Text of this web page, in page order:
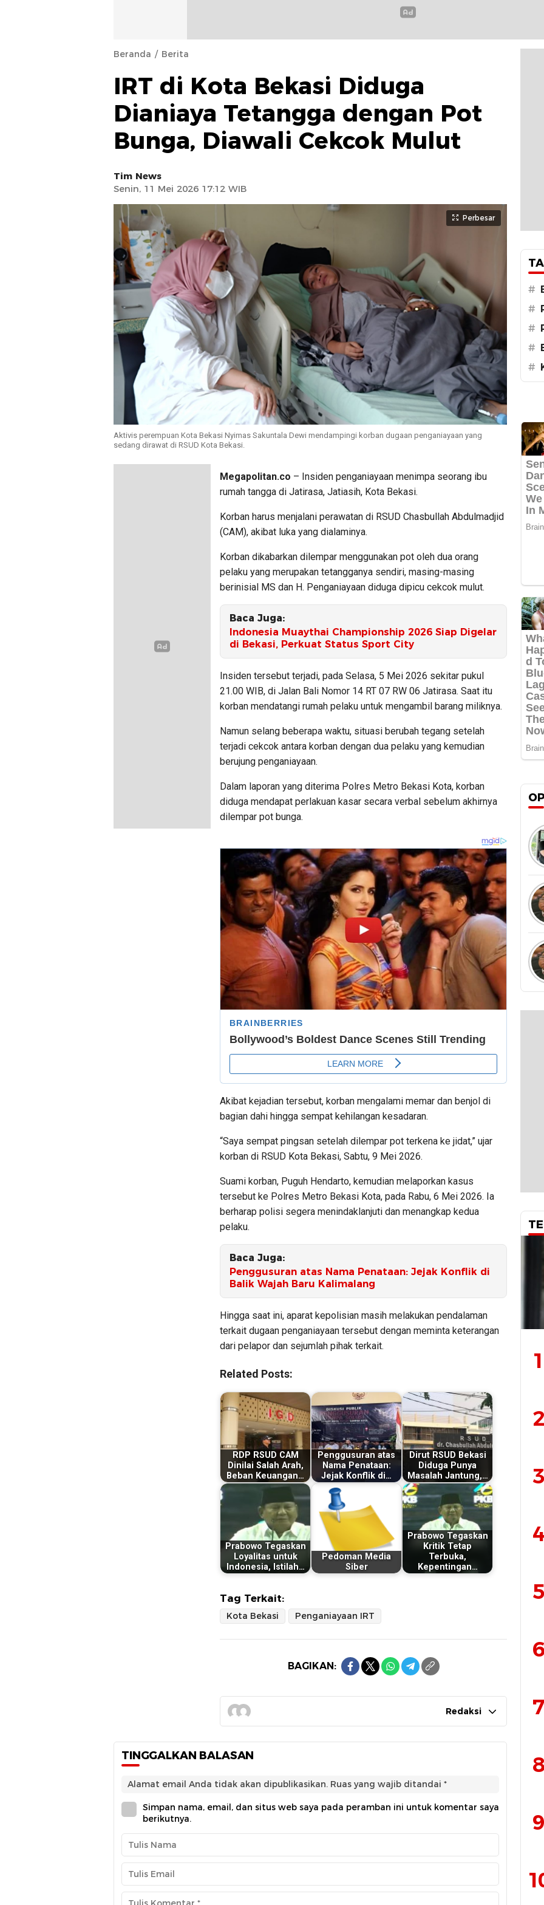
Beranda Berita
IRT di Kota Bekasi Diduga
Dianiaya Tetangga dengan Pot
Bunga, Diawali Cekcok Mulut
Tim News
Senin, 11 Mei 2026 17:12 WIB
Perbesar
Aktivis perempuan Kota Bekasi Nyimas Sakuntala Dewi mendampingi korban dugaan penganiayaan yang
sedang dirawat di RSUD Kota Bekasi.
Megapolitan.co – Insiden penganiayaan menimpa seorang ibu
rumah tangga di Jatirasa, Jatiasih, Kota Bekasi.
Korban harus menjalani perawatan di RSUD Chasbullah Abdulmadjid
(CAM), akibat luka yang dialaminya.
Korban dikabarkan dilempar menggunakan pot oleh dua orang
pelaku yang merupakan tetangganya sendiri, masing-masing
berinisial MS dan H. Penganiayaan diduga dipicu cekcok mulut.
Baca Juga:
Indonesia Muaythai Championship 2026 Siap Digelar
di Bekasi, Perkuat Status Sport City
Insiden tersebut terjadi, pada Selasa, 5 Mei 2026 sekitar pukul
21.00 WIB, di Jalan Bali Nomor 14 RT 07 RW 06 Jatirasa. Saat itu
korban mendatangi rumah pelaku untuk mengambil barang miliknya.
Namun selang beberapa waktu, situasi berubah tegang setelah
terjadi cekcok antara korban dengan dua pelaku yang kemudian
berujung penganiayaan.
Dalam laporan yang diterima Polres Metro Bekasi Kota, korban
diduga mendapat perlakuan kasar secara verbal sebelum akhirnya
dilempar pot bunga.
Akibat kejadian tersebut, korban mengalami memar dan benjol di
bagian dahi hingga sempat kehilangan kesadaran.
“Saya sempat pingsan setelah dilempar pot terkena ke jidat,” ujar
korban di RSUD Kota Bekasi, Sabtu, 9 Mei 2026.
Suami korban, Puguh Hendarto, kemudian melaporkan kasus
tersebut ke Polres Metro Bekasi Kota, pada Rabu, 6 Mei 2026. Ia
berharap polisi segera menindaklanjuti dan menangkap kedua
pelaku.
Baca Juga:
Penggusuran atas Nama Penataan: Jejak Konflik di
Balik Wajah Baru Kalimalang
Hingga saat ini, aparat kepolisian masih melakukan pendalaman
terkait dugaan penganiayaan tersebut dengan meminta keterangan
dari pelapor dan sejumlah pihak terkait.
Related Posts:
RDP RSUD CAM
Dinilai Salah Arah,
Beban Keuangan…
Penggusuran atas
Nama Penataan:
Jejak Konflik di…
Dirut RSUD Bekasi
Diduga Punya
Masalah Jantung,…
Prabowo Tegaskan
Loyalitas untuk
Indonesia, Istilah…
Pedoman Media
Siber
Prabowo Tegaskan
Kritik Tetap
Terbuka,
Kepentingan…
Tag Terkait:
Kota Bekasi Penganiayaan IRT
BAGIKAN:
Redaksi
TINGGALKAN BALASAN
Alamat email Anda tidak akan dipublikasikan. Ruas yang wajib ditandai *
Simpan nama, email, dan situs web saya pada peramban ini untuk komentar saya
berikutnya.
#
#
#
#
#
1
2
3
4
5
6
7
8
9